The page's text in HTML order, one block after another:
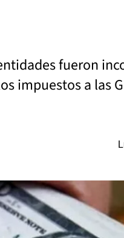
fueron
impuestos a las